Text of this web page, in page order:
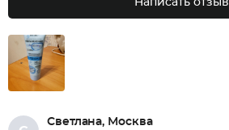
Написать отзыв
Светлана, Москва